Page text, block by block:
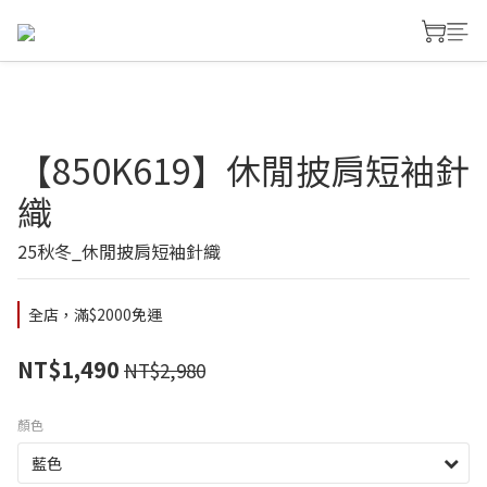
【850K619】休閒披肩短袖針
織
25秋冬_休閒披肩短袖針織
全店，滿$2000免運
NT$1,490 NT$2,980
顏色